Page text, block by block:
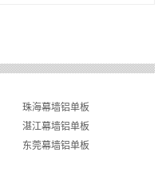
珠海幕墙铝单板
湛江幕墙铝单板
东莞幕墙铝单板